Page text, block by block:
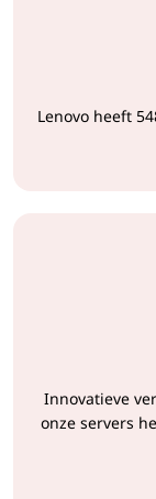
Lenovo heeft
Innovatieve
onze servers